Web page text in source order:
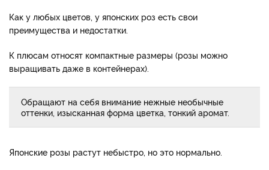
Как у любых цветов, у японских роз есть свои
преимущества и недостатки.
К плюсам относят компактные размеры (розы можно
выращивать даже в контейнерах).
Обращают на себя внимание нежные необычные
оттенки, изысканная форма цветка, тонкий аромат.
Японские розы растут небыстро, но это нормально.